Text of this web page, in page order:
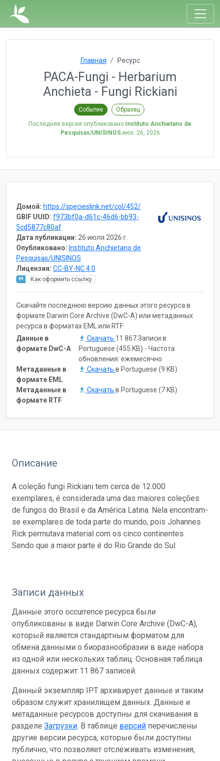
Главная Ресурс
PACA-Fungi - Herbarium
Anchieta - Fungi Rickiani
Событие Образец
Последняя версия опубликовано Instituto Anchietano de
Pesquisas/UNISINOS июл. 26, 2026
Домой: https://specieslink.net/col/452/
GBIF UUID: f973bf0a-d61c-46d6-bb93-
5cd5877c80af
Дата публикации: 26 июля 2026 г.
Опубликовано: Instituto Anchietano de
Pesquisas/UNISINOS
Лицензия: CC-BY-NC 4.0
Как оформить ссылку
Скачайте последнюю версию данных этого ресурса в
формате Darwin Core Archive (DwC-A) или метаданных
ресурса в форматах EML или RTF:
Данные в
формате DwC-A
Скачать 11 867 Записи в
Portuguese (455 KB) - Частота
обновления: ежемесячно
Метаданные в
формате EML
Скачать в Portuguese (9 KB)
Метаданные в
формате RTF
Скачать в Portuguese (7 KB)
Описание
A coleção fungi Rickiani tem cerca de 12.000
exemplares, é considerada uma das maiores coleções
de fungos do Brasil e da América Latina. Nela encontram-
se exemplares de toda parte do mundo, pois Johannes
Rick permutava material com os cinco continentes.
Sendo que a maior parte é do Rio Grande do Sul.
Записи данных
Данные этого occurrence ресурса были
опубликованы в виде Darwin Core Archive (DwC-A),
который является стандартным форматом для
обмена данными о биоразнообразии в виде набора
из одной или нескольких таблиц. Основная таблица
данных содержит 11 867 записей.
Данный экземпляр IPT архивирует данные и таким
образом служит хранилищем данных. Данные и
метаданные ресурсов доступны для скачивания в
разделе Загрузки. В таблице версий перечислены
другие версии ресурса, которые были доступны
публично, что позволяет отслеживать изменения,